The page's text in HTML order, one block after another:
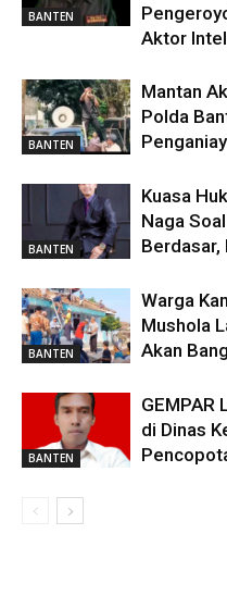
BANTEN
Aktor
BANTEN
Mantan
Polda
BANTEN
Kuasa
Naga
BANTEN
Warga
Mushola
Akan
BANTEN
GEMPAR
di Dinas